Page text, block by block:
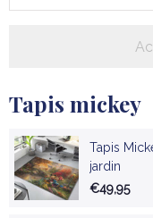
Tapis mickey
Tapis
jardin
€49,95